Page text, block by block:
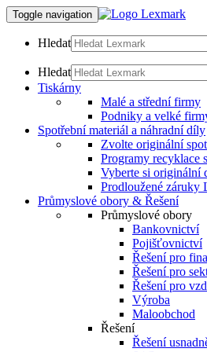
Toggle navigation
Hledat
Hledat
Tiskárny
Malé a střední firmy
Podniky a velké
Spotřební materiál a náhradní díly
Zvolte originální
Programy recyklace
Vyberte si originální
Prodloužené záruky
Průmyslové obory & Řešení
Průmyslové obory
Bankovnictví
Pojišťovnictví
Řešení pro
Řešení pro
Řešení pro
Výroba
Maloobchod
Řešení
Řešení